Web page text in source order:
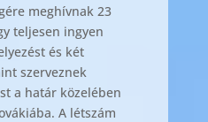
meghívnak 23
teljesen ingyen
és két
szerveznek
a határ közelében
A létszám